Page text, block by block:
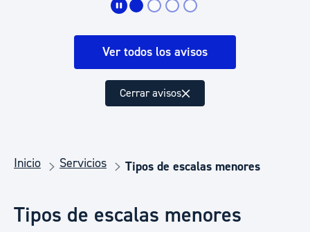
Ver todos los avisos
Cerrar avisos
Inicio Servicios Tipos de escalas menores
Tipos de escalas menores